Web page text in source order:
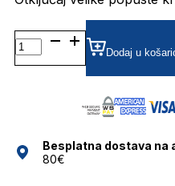
MOS143/S
GRADIJENT SUNČANE
NAOČALE
Dodaj u
Besplatna dostava na
80€